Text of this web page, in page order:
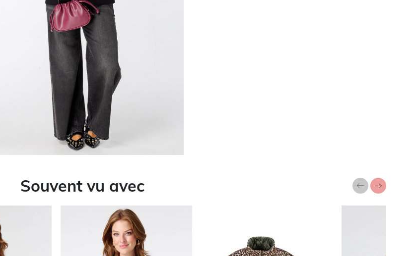
Souvent vu avec